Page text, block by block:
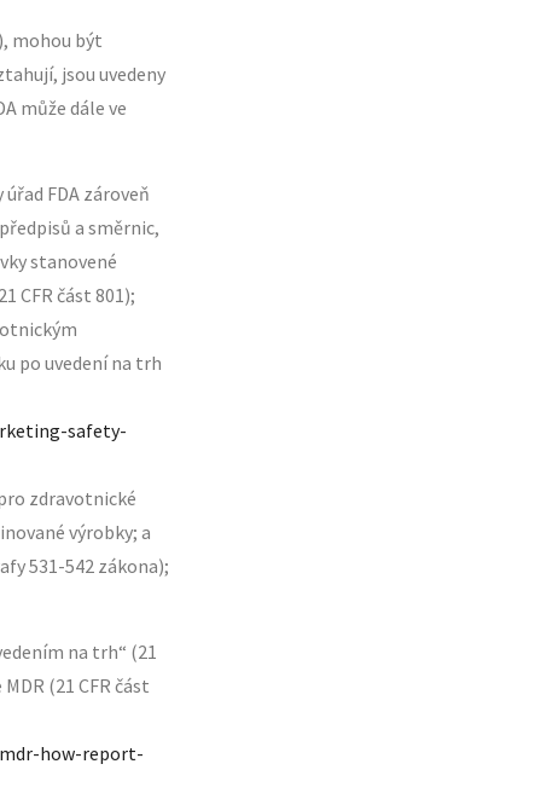
mohou být
jsou uvedeny
může dále ve
FDA zároveň
a směrnic,
stanovené
CFR část 801);
po uvedení na trh
safety-
zdravotnické
výrobky; a
531-542 zákona);
na trh“ (21
(21 CFR část
how-report-